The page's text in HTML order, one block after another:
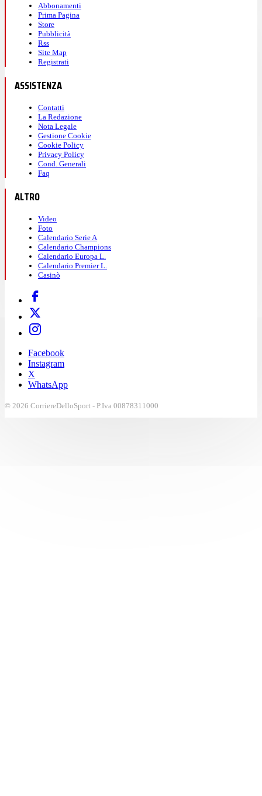
Abbonamenti
Prima Pagina
Store
Pubblicità
Rss
Site Map
Registrati
ASSISTENZA
Contatti
La Redazione
Nota Legale
Gestione Cookie
Cookie Policy
Privacy Policy
Cond. Generali
Faq
ALTRO
Video
Foto
Calendario Serie A
Calendario Champions
Calendario Europa L.
Calendario Premier L.
Casinò
Facebook
Instagram
X
WhatsApp
© 2026 CorriereDelloSport - P.Iva 00878311000